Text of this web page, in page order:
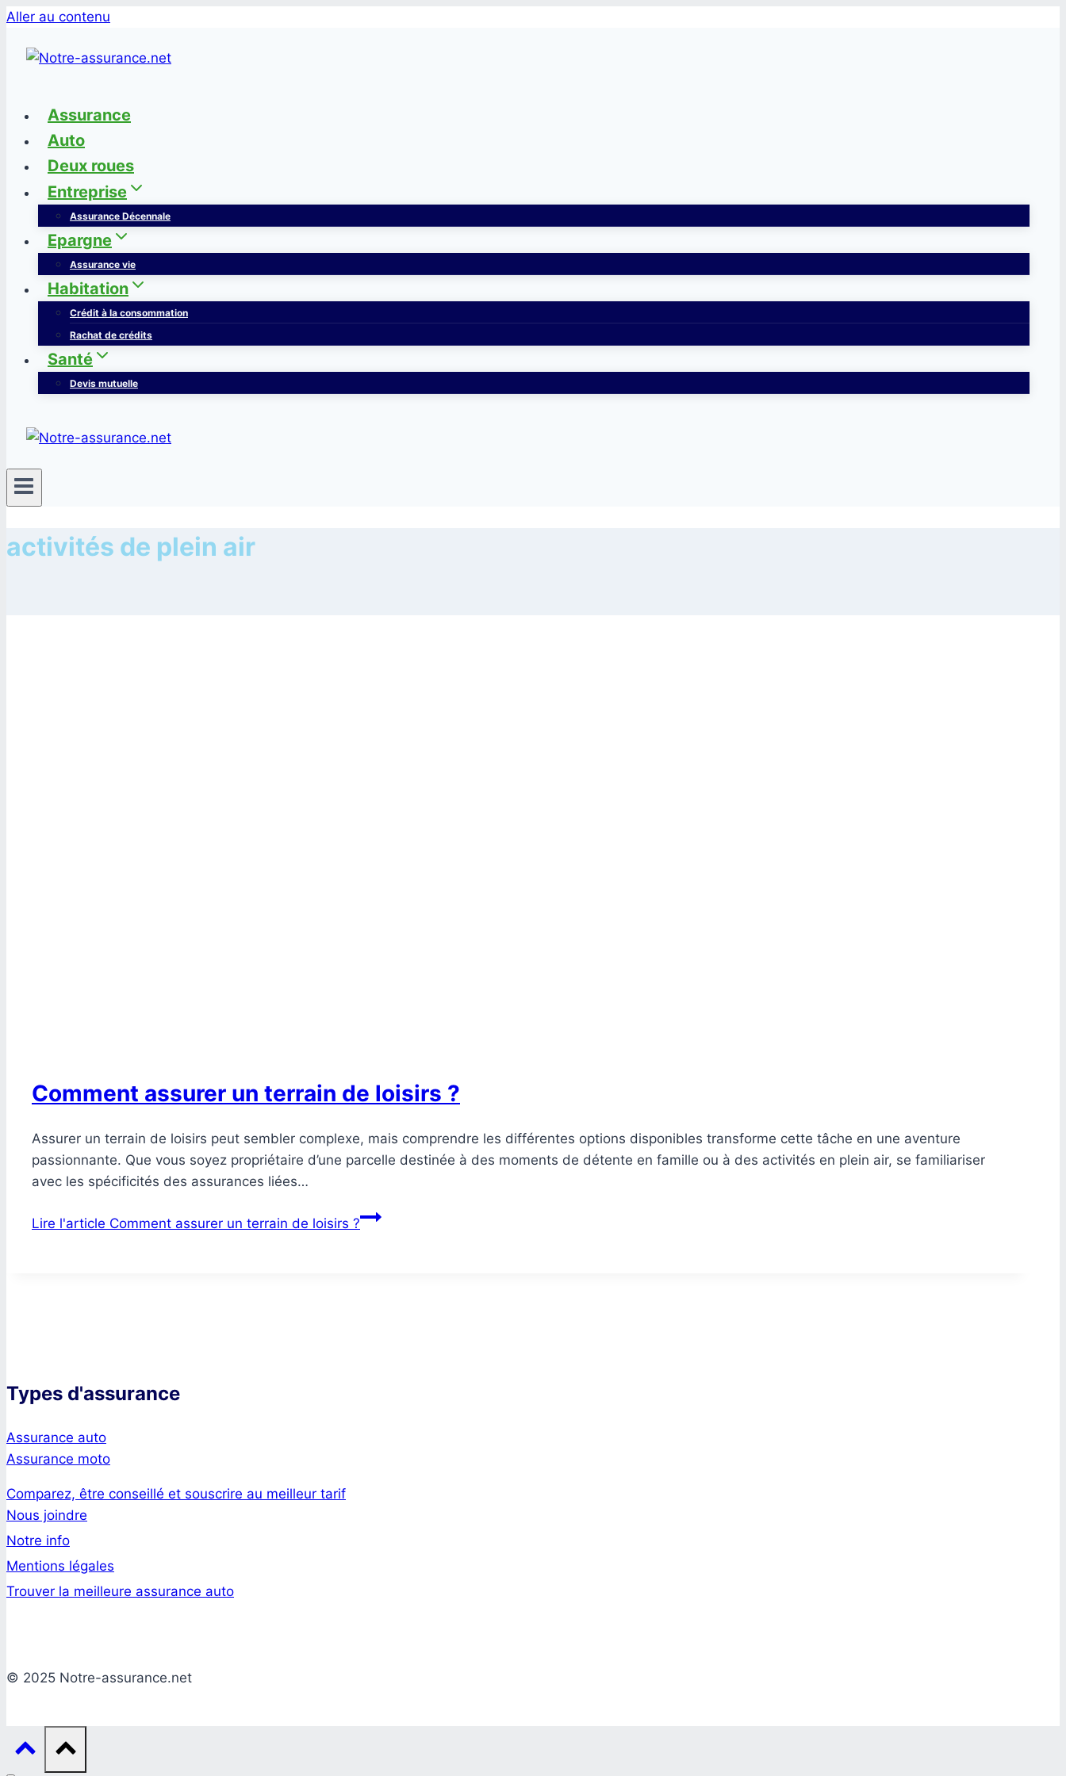
Aller au contenu
Assurance
Auto
Deux roues
Entreprise
Assurance Décennale
Epargne
Assurance vie
Habitation
Crédit à la consommation
Rachat de crédits
Santé
Devis mutuelle
activités de plein air
Comment assurer un terrain de loisirs ?
Assurer un terrain de loisirs peut sembler complexe, mais comprendre les différentes options disponibles transforme cette tâche en une aventure
passionnante. Que vous soyez propriétaire d’une parcelle destinée à des moments de détente en famille ou à des activités en plein air, se familiariser
avec les spécificités des assurances liées…
Lire l'article Comment assurer un terrain de loisirs ?
Types d'assurance
Assurance auto
Assurance moto
Comparez, être conseillé et souscrire au meilleur tarif
Nous joindre
Notre info
Mentions légales
Trouver la meilleure assurance auto
© 2025 Notre-assurance.net